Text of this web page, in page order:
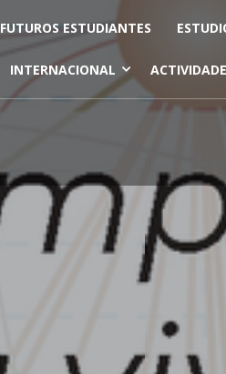
FUTUROS ESTUDIANTES
INTERNACIONAL